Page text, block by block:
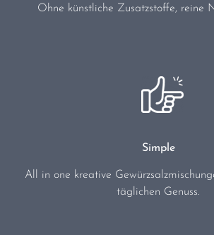
Ohne künstliche Zusatzstoffe, reine
Simple
All in one kreative
täglichen Genuss.